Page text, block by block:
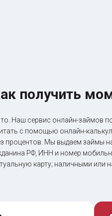
получить
Наш сервис онлайн-займов
с помощью онлайн-
Мы выдаем займы
РФ, ИНН и номер
карту; наличными или